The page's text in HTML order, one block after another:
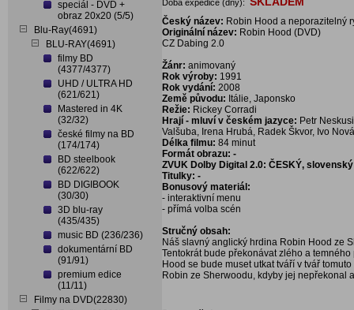
speciál - DVD +
obraz 20x20 (5/5)
Blu-Ray(4691)
BLU-RAY(4691)
filmy BD
(4377/4377)
UHD / ULTRA HD
(621/621)
Mastered in 4K
(32/32)
české filmy na BD
(174/174)
BD steelbook
(622/622)
BD DIGIBOOK
(30/30)
3D blu-ray
(435/435)
music BD (236/236)
dokumentární BD
(91/91)
premium edice
(11/11)
Filmy na DVD(22830)
Doba expedice (dny):
Český název: Robin Hood a neporazitelný
Originální název: Robin Hood (DVD)
CZ Dabing 2.0
Žánr: animovaný
Rok výroby: 1991
Rok vydání: 2008
Země původu: Itálie, Japonsko
Režie: Rickey Corradi
Hrají - mluví v českém jazyce: Petr
Valšuba, Irena Hrubá, Radek Škvor, Ivo
Délka filmu: 84 minut
Formát obrazu: -
ZVUK Dolby Digital 2.0: ČESKÝ, slovenský
Titulky: -
Bonusový materiál:
- interaktivní menu
- přímá volba scén
Stručný obsah:
Náš slavný anglický hrdina Robin Hood ze
Tentokrát bude překonávat zlého a
Hood se bude muset utkat tváří v tvář
Robin ze Sherwoodu, kdyby jej nepřekonal